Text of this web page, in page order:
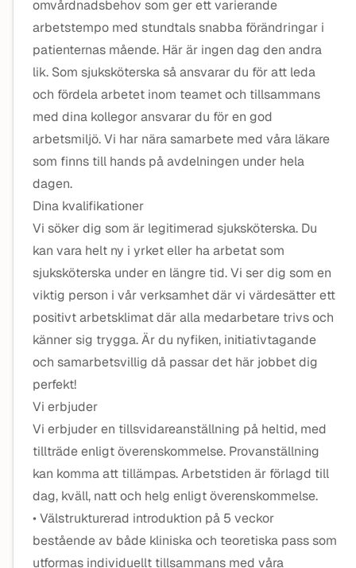
omvårdnadsbehov som ger ett varierande
arbetstempo med stundtals snabba förändringar i
patienternas mående. Här är ingen dag den andra
lik. Som sjuksköterska så ansvarar du för att leda
och fördela arbetet inom teamet och tillsammans
med dina kollegor ansvarar du för en god
arbetsmiljö. Vi har nära samarbete med våra läkare
som finns till hands på avdelningen under hela
dagen.
Dina kvalifikationer
Vi söker dig som är legitimerad sjuksköterska. Du
kan vara helt ny i yrket eller ha arbetat som
sjuksköterska under en längre tid. Vi ser dig som en
viktig person i vår verksamhet där vi värdesätter ett
positivt arbetsklimat där alla medarbetare trivs och
känner sig trygga. Är du nyfiken, initiativtagande
och samarbetsvillig då passar det här jobbet dig
perfekt!
Vi erbjuder
Vi erbjuder en tillsvidareanställning på heltid, med
tillträde enligt överenskommelse. Provanställning
kan komma att tillämpas. Arbetstiden är förlagd till
dag, kväll, natt och helg enligt överenskommelse.
• Välstrukturerad introduktion på 5 veckor
bestående av både kliniska och teoretiska pass som
utformas individuellt tillsammans med våra